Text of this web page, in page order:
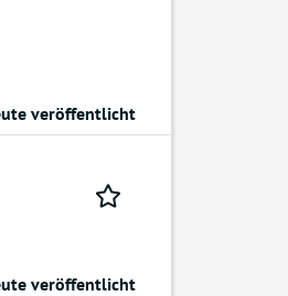
veröffentlicht
veröffentlicht